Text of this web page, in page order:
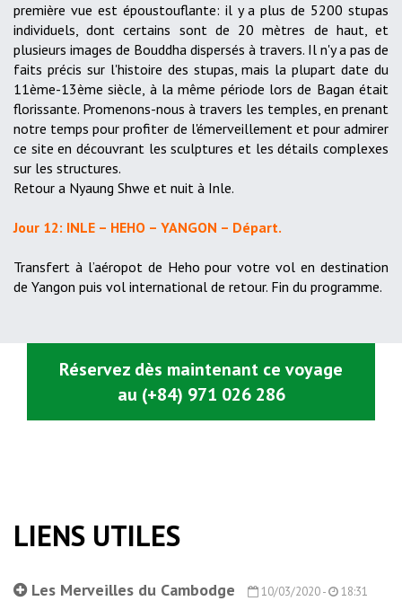
première vue est époustouflante: il y a plus de 5200 stupas
individuels, dont certains sont de 20 mètres de haut, et
plusieurs images de Bouddha dispersés à travers. Il n'y a pas de
faits précis sur l'histoire des stupas, mais la plupart date du
11ème-13ème siècle, à la même période lors de Bagan était
florissante. Promenons-nous à travers les temples, en prenant
notre temps pour profiter de l'émerveillement et pour admirer
ce site en découvrant les sculptures et les détails complexes
sur les structures.
Retour a Nyaung Shwe et nuit à Inle.
Jour 12: INLE – HEHO – YANGON – Départ.
Transfert à l’aéropot de Heho pour votre vol en destination
de Yangon puis vol international de retour. Fin du programme.
Réservez dès maintenant ce voyage
au (+84) 971 026 286
LIENS UTILES
Les Merveilles du Cambodge 10/03/2020 - 18:31